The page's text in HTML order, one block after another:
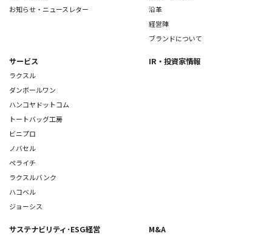
お知らせ・ニュースレター
沿革
経営陣
ブランドについて
サービス
ラクスル
ダンボールワン
ハンコヤドットコム
トートバッグ工房
ビニプロ
ノバセル
ペライチ
ラクスルバンク
ハコベル
ジョーシス
IR・投資家情報
サステナビリティ･ESG経営 M&A